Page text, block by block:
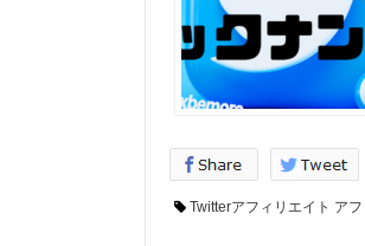
Twitterアフィリエイト ア